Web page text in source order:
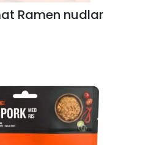
Ramen nudlar